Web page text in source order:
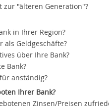
zur "älteren Generation"?
in Ihrer Region?
als Geldgeschäfte?
über Ihre Bank?
Bank?
anständig?
Ihrer Bank?
Zinsen/Preisen